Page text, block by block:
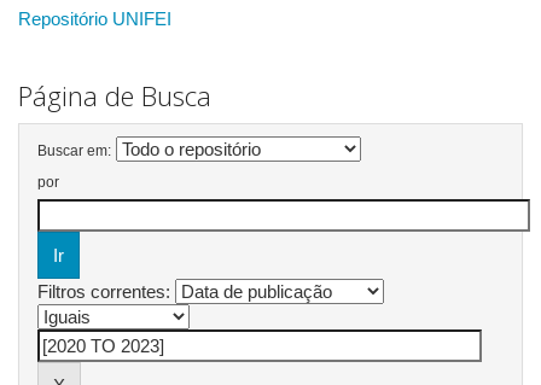
Repositório UNIFEI
Página de Busca
Buscar em:
por
Filtros correntes: